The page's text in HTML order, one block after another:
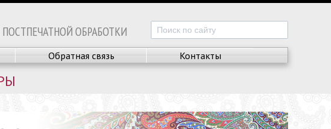
ОБРАБОТКИ
Обратная связь Контакты